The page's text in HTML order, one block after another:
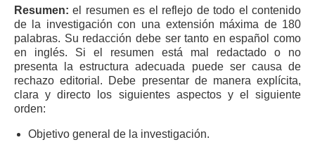
Resumen: el resumen es el reflejo de todo el contenido
de la investigación con una extensión máxima de 180
palabras. Su redacción debe ser tanto en español como
en inglés. Si el resumen está mal redactado o no
presenta la estructura adecuada puede ser causa de
rechazo editorial. Debe presentar de manera explícita,
clara y directo los siguientes aspectos y el siguiente
orden:
Objetivo general de la investigación.